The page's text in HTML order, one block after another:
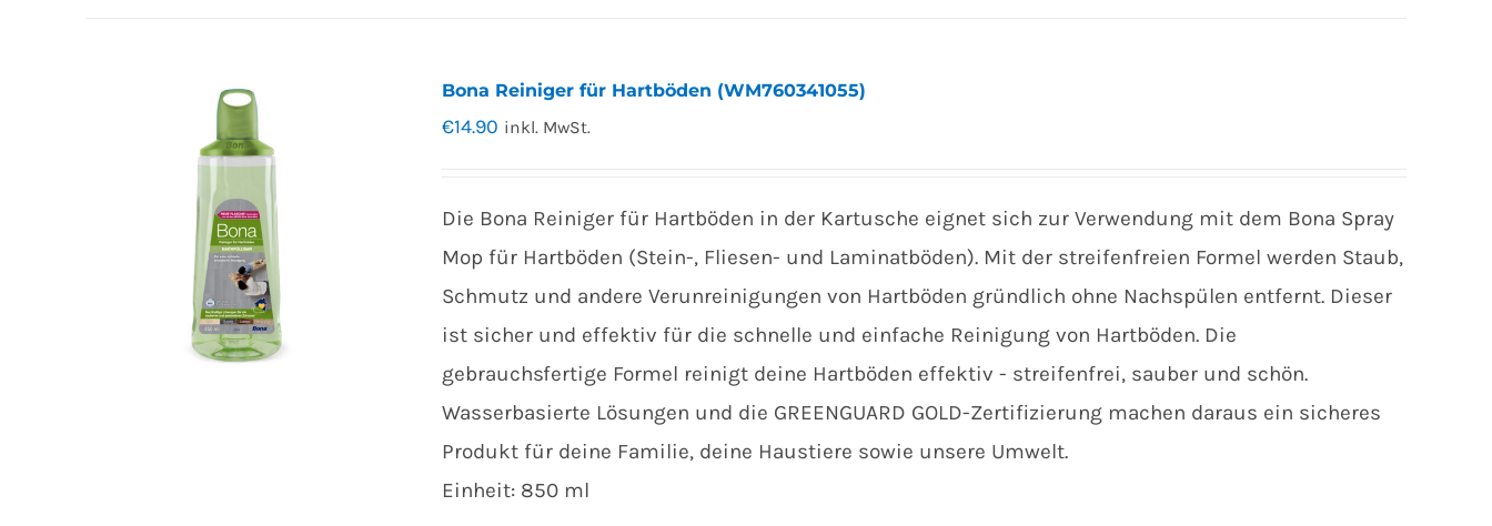
Bona Reiniger für Hartböden (WM760341055)
€14.90 inkl. MwSt.
Die Bona Reiniger für Hartböden in der Kartusche eignet sich zur Verwendung mit dem Bona Spray
Mop für Hartböden (Stein-, Fliesen- und Laminatböden). Mit der streifenfreien Formel werden Staub,
Schmutz und andere Verunreinigungen von Hartböden gründlich ohne Nachspülen entfernt. Dieser
ist sicher und effektiv für die schnelle und einfache Reinigung von Hartböden. Die
gebrauchsfertige Formel reinigt deine Hartböden effektiv - streifenfrei, sauber und schön.
Wasserbasierte Lösungen und die GREENGUARD GOLD-Zertifizierung machen daraus ein sicheres
Produkt für deine Familie, deine Haustiere sowie unsere Umwelt.
Einheit: 850 ml